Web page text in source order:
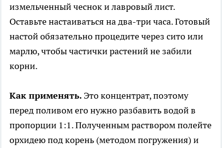
измельченный чеснок и лавровый лист.
Оставьте настаиваться на два-три часа. Готовый
настой обязательно процедите через сито или
марлю, чтобы частички растений не забили
корни.
Как применять. Это концентрат, поэтому
перед поливом его нужно разбавить водой в
пропорции 1:1. Полученным раствором полейте
орхидею под корень (методом погружения) и